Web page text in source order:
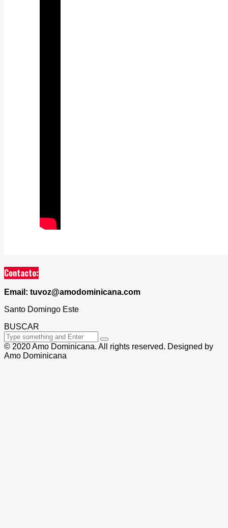
Contacto:
Email: tuvoz@amodominicana.com
Santo Domingo Este
BUSCAR
© 2020 Amo Dominicana. All rights reserved. Designed by
Amo Dominicana